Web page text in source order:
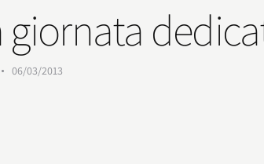
giornata
06/03/2013